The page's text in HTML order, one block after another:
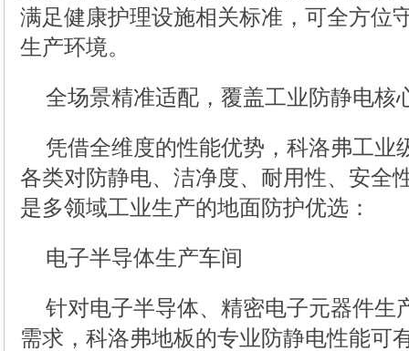
满足健康护理设施相关标准，可全方位
生产环境。
全场景精准适配，覆盖工业防静电核
凭借全维度的性能优势，科洛弗工业
各类对防静电、洁净度、耐用性、安全
是多领域工业生产的地面防护优选：
电子半导体生产车间
针对电子半导体、精密电子元器件生
需求，科洛弗地板的专业防静电性能可